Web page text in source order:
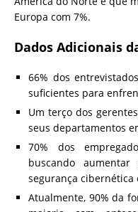
Europa com 7%.
Dados Adicionais
66% dos
suficientes para
Um terço dos
seus departamentos
70% dos
buscando
segurança cibernética
Atualmente, 90% da